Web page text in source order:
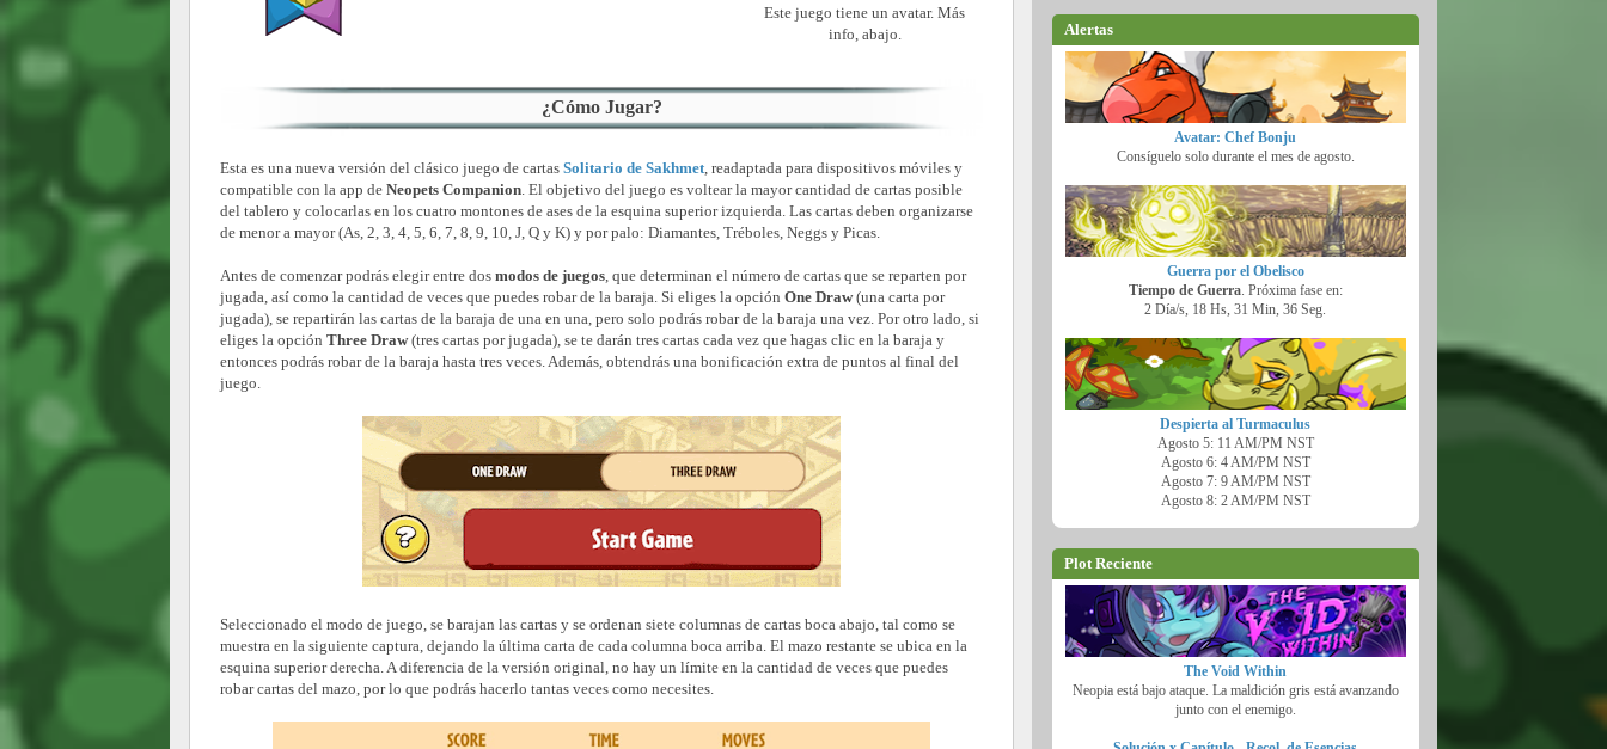
Este juego tiene un avatar. Más
info, abajo.
¿Cómo Jugar?
Esta es una nueva versión del clásico juego de cartas Solitario de Sakhmet, readaptada para dispositivos móviles y
compatible con la app de Neopets Companion. El objetivo del juego es voltear la mayor cantidad de cartas posible
del tablero y colocarlas en los cuatro montones de ases de la esquina superior izquierda. Las cartas deben organizarse
de menor a mayor (As, 2, 3, 4, 5, 6, 7, 8, 9, 10, J, Q y K) y por palo: Diamantes, Tréboles, Neggs y Picas.
Antes de comenzar podrás elegir entre dos modos de juegos, que determinan el número de cartas que se reparten por
jugada, así como la cantidad de veces que puedes robar de la baraja. Si eliges la opción One Draw(una carta por
jugada), se repartirán las cartas de la baraja de una en una, pero solo podrás robar de la baraja una vez. Por otro lado, si
eliges la opción Three Draw(tres cartas por jugada), se te darán tres cartas cada vez que hagas clic en la baraja y
entonces podrás robar de la baraja hasta tres veces. Además, obtendrás una bonificación extra de puntos al final del
juego.
Seleccionado el modo de juego, se barajan las cartas y se ordenan siete columnas de cartas boca abajo, tal como se
muestra en la siguiente captura, dejando la última carta de cada columna boca arriba. El mazo restante se ubica en la
esquina superior derecha. A diferencia de la versión original, no hay un límite en la cantidad de veces que puedes
robar cartas del mazo, por lo que podrás hacerlo tantas veces como necesites.
Alertas
Avatar: Chef Bonju
Consíguelo solo durante el mes de agosto.
Guerra por el Obelisco
Tiempo de Guerra. Próxima fase en:
2 Día/s, 18 Hs, 31 Min, 34 Seg.
Despierta al Turmaculus
Agosto 5: 11 AM/PM NST
Agosto 6: 4 AM/PM NST
Agosto 7: 9 AM/PM NST
Agosto 8: 2 AM/PM NST
Plot Reciente
The Void Within
Neopia está bajo ataque. La maldición gris está avanzando
junto con el enemigo.